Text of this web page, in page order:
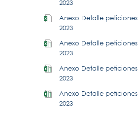
2023
Anexo Detalle
2023
Anexo Detalle
2023
Anexo Detalle
2023
Anexo Detalle
2023